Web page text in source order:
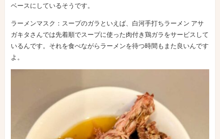
ベースにしているそうです。
ラーメンマスク：スープのガラといえば、白河手打ちラーメン アサ
ガキタさんでは先着順でスープに使った肉付き鶏ガラをサービスして
いるんです。それを食べながらラーメンを待つ時間もまた良いんです
よ。